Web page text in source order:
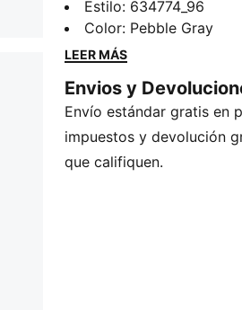
las calles. Con toques
de los 2000 y detalles
toda una declaración
tienes que ponerte tus
look.
DETALLES
Corte: holgado
Estilo: 634774_96
Color: Pebble Gray
LEER MÁS
Envios y
Envío estándar gratis en
impuestos y devolución
que califiquen.